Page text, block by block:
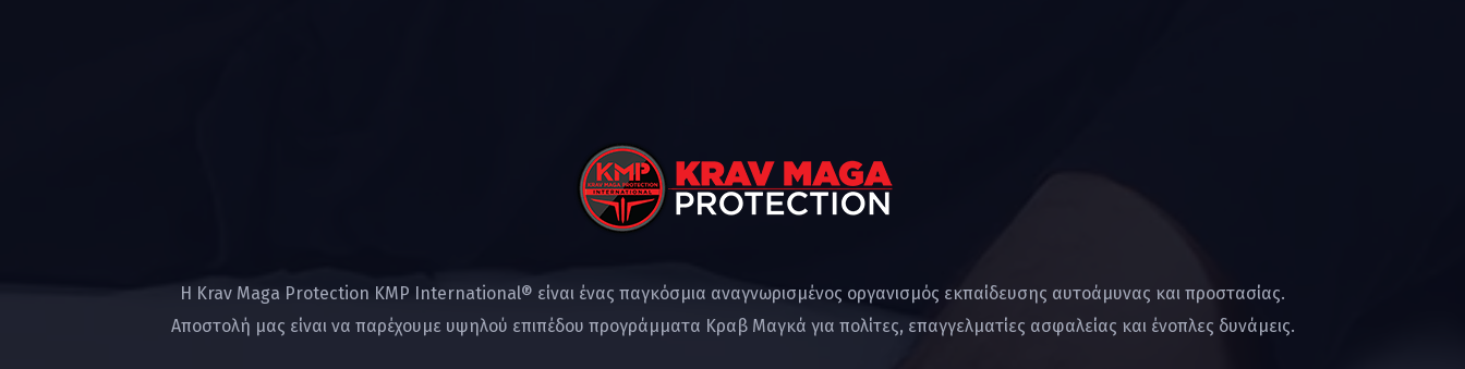
Η Krav Maga Protection KMP International® είναι ένας παγκόσμια αναγνωρισμένος οργανισμός εκπαίδευσης αυτοάμυνας και προστασίας.
Αποστολή μας είναι να παρέχουμε υψηλού επιπέδου προγράμματα Κραβ Μαγκά για πολίτες, επαγγελματίες ασφαλείας και ένοπλες δυνάμεις.